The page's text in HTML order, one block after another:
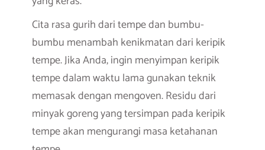
Cita rasa gurih dari tempe dan bumbu-
bumbu menambah kenikmatan dari keripik
tempe. Jika Anda, ingin menyimpan keripik
tempe dalam waktu lama gunakan teknik
memasak dengan mengoven. Residu dari
minyak goreng yang tersimpan pada keripik
tempe akan mengurangi masa ketahanan